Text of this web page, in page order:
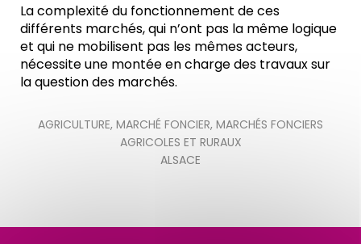
La complexité du fonctionnement de ces
différents marchés, qui n’ont pas la même logique
et qui ne mobilisent pas les mêmes acteurs,
nécessite une montée en charge des travaux sur
la question des marchés.
AGRICULTURE, MARCHÉ FONCIER, MARCHÉS FONCIERS
AGRICOLES ET RURAUX
ALSACE